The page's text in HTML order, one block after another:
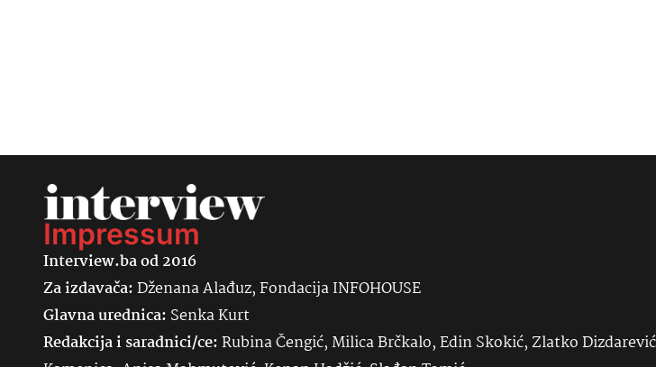
Impressum
Interview.ba od 2016
Za izdavača:Dženana Alađuz, Fondacija INFOHOUSE
Glavna urednica: SenkaKurt
Redakcija i saradnici/ce:Rubina Čengić, Milica Brčkalo, Edin Skokić, Zlatko